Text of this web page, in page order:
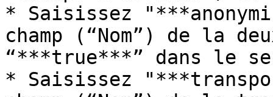
* Saisissez
champ (“Nom”) de la
“***true***” dans le
* Saisissez